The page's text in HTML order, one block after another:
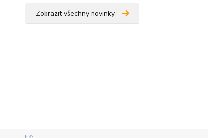
Zobrazit všechny novinky